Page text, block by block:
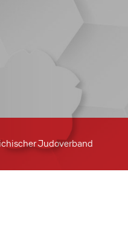
Judoverband